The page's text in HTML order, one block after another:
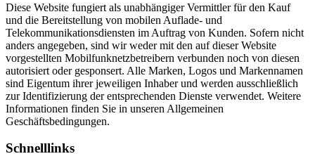
Diese Website fungiert als unabhängiger Vermittler für den Kauf
und die Bereitstellung von mobilen Auflade- und
Telekommunikationsdiensten im Auftrag von Kunden. Sofern nicht
anders angegeben, sind wir weder mit den auf dieser Website
vorgestellten Mobilfunknetzbetreibern verbunden noch von diesen
autorisiert oder gesponsert. Alle Marken, Logos und Markennamen
sind Eigentum ihrer jeweiligen Inhaber und werden ausschließlich
zur Identifizierung der entsprechenden Dienste verwendet. Weitere
Informationen finden Sie in unseren Allgemeinen
Geschäftsbedingungen.
Schnelllinks